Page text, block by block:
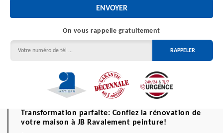
On vous rappelle gratuitement
Transformation parfaite: Confiez la rénovation de
votre maison à JB Ravalement peinture!